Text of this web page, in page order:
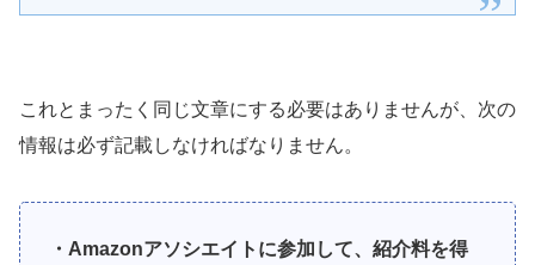
これとまったく同じ文章にする必要はありませんが、次の
情報は必ず記載しなければなりません。
・Amazonアソシエイトに参加して、紹介料を得